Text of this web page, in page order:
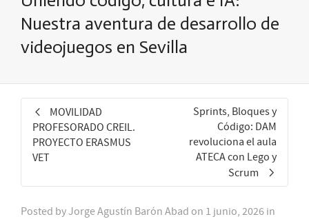
Nuestra aventura de desarrollo de
videojuegos en Sevilla
MOVILIDAD
PROFESORADO CREIL.
PROYECTO ERASMUS
VET
Sprints, Bloques y
Código: DAM
revoluciona el aula
ATECA con Lego y
Scrum
Posted byJorge Agustín Barón Abad on 1 junio, 2026 in